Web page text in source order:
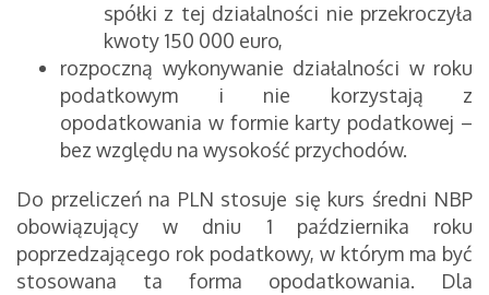
spółki z tej działalności nie przekroczyła
kwoty 150 000 euro,
rozpoczną wykonywanie działalności w roku
podatkowym i nie korzystają z
opodatkowania w formie karty podatkowej –
bez względu na wysokość przychodów.
Do przeliczeń na PLN stosuje się kurs średni NBP
obowiązujący w dniu 1 października roku
poprzedzającego rok podatkowy, w którym ma być
stosowana ta forma opodatkowania. Dla